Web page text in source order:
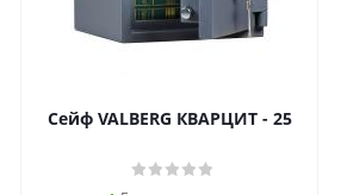
Сейф VALBERG КВАРЦИТ - 25